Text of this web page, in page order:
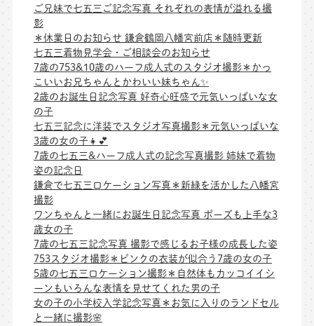
ご兄妹で七五三ご記念写真 それぞれの表情が溢れる撮
影
＊休業日のお知らせ 鎌倉鶴岡八幡宮前店＊随時更新
七五三着物見学会・ご相談会のお知らせ
7歳の753&10歳のハーフ成人式のスタジオ撮影＊かっ
こいいお兄ちゃんとかわいい妹ちゃん✨
2歳のお誕生日記念写真 好奇心旺盛で元気いっぱいな女
の子
七五三記念に洋装でスタジオ写真撮影＊元気いっぱいな
3歳の女の子👧💕
7歳の七五三&ハーフ成人式の記念写真撮影 姉妹で着物
姿の記念日
鎌倉で七五三ロケーション写真＊新緑を活かした八幡宮
撮影
ワンちゃんと一緒にお誕生日記念写真 ポーズも上手な3
歳女の子
7歳の七五三記念写真 撮影で感じるお子様の成長した姿
753スタジオ撮影＊ピンクの衣装が似合う7歳の女の子
5歳の七五三ロケーション撮影＊自然体もカッコイイシ
ーンもいろんな表情を見せてくれた男の子
女の子の小学校入学記念写真＊お気に入りのランドセル
と一緒に撮影🌸